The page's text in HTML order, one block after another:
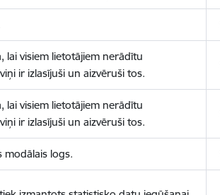
lai visiem lietotājiem nerādītu
ir izlasījuši un aizvēruši tos.
lai visiem lietotājiem nerādītu
ir izlasījuši un aizvēruši tos.
modālais logs.